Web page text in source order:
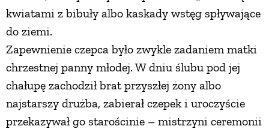
kwiatami z bibuły albo kaskady wstęg spływające
do ziemi.
Zapewnienie czepca było zwykle zadaniem matki
chrzestnej panny młodej. W dniu ślubu pod jej
chałupę zachodził brat przyszłej żony albo
najstarszy drużba, zabierał czepek i uroczyście
przekazywał go starościnie – mistrzyni ceremonii